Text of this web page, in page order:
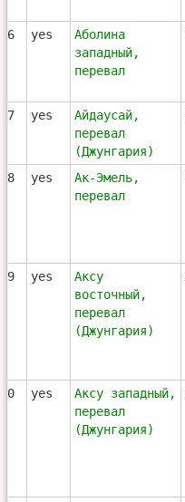
26 yes
Аболина
западный,
перевал
27 yes
Айдаусай,
перевал
(Джунгария)
28 yes
Ак-Эмель,
перевал
29 yes
Аксу
восточный,
перевал
(Джунгария)
30 yes
Аксу западный,
перевал
(Джунгария)